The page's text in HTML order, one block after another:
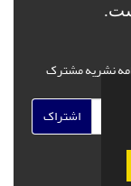
نشریه مشترک
اشتراک